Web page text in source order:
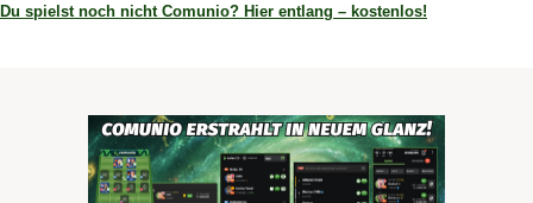
Du spielst noch nicht Comunio? Hier entlang – kostenlos!